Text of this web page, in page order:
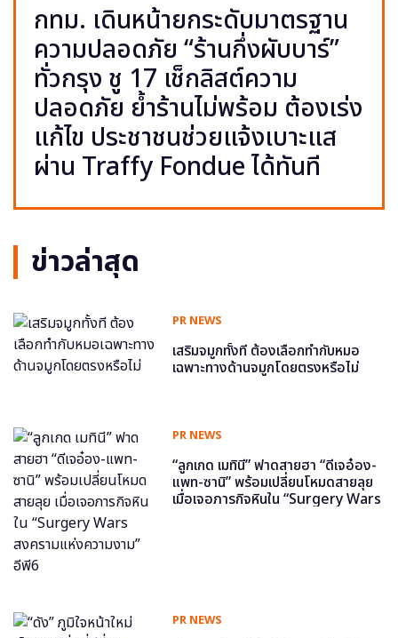
กทม. เดินหน้ายกระดับมาตรฐาน
ความปลอดภัย “ร้านกึ่งผับบาร์”
ทั่วกรุง ชู 17 เช็กลิสต์ความ
ปลอดภัย ย้ำร้านไม่พร้อม ต้องเร่ง
แก้ไข ประชาชนช่วยแจ้งเบาะแส
ผ่าน Traffy Fondue ได้ทันที
ข่าวล่าสุด
PR NEWS
เสริมจมูกทั้งที ต้องเลือกทำกับหมอ
เฉพาะทางด้านจมูกโดยตรงหรือไม่
PR NEWS
“ลูกเกด เมทินี” ฟาดสายฮา “ดีเจอ๋อง-
แพท-ซานิ” พร้อมเปลี่ยนโหมดสายลุย
เมื่อเจอภารกิจหินใน “Surgery Wars
PR NEWS